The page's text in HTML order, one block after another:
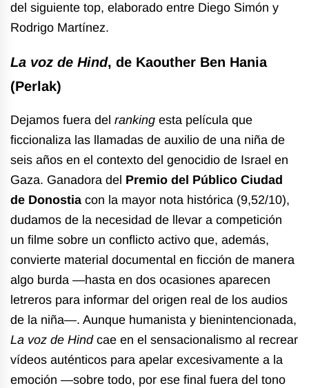
del siguiente top, elaborado entre Diego Simón y
Rodrigo Martínez.
La voz de Hind, de Kaouther Ben Hania
(Perlak)
Dejamos fuera del ranking esta película que
ficcionaliza las llamadas de auxilio de una niña de
seis años en el contexto del genocidio de Israel en
Gaza. Ganadora del Premio del Público Ciudad
de Donostiacon la mayor nota histórica (9,52/10),
dudamos de la necesidad de llevar a competición
un filme sobre un conflicto activo que, además,
convierte material documental en ficción de manera
algo burda —hasta en dos ocasiones aparecen
letreros para informar del origen real de los audios
de la niña—. Aunque humanista y bienintencionada,
La voz de Hindcae en el sensacionalismo al recrear
vídeos auténticos para apelar excesivamente a la
emoción —sobre todo, por ese final fuera del tono